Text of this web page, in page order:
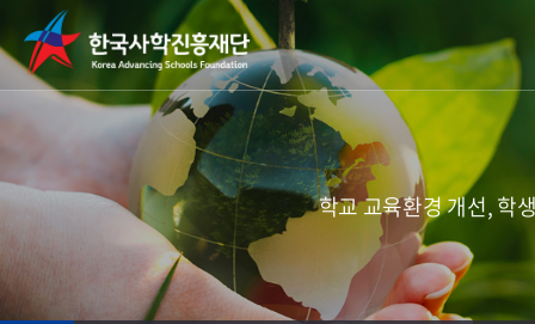
학교 교육환경 개선, 학